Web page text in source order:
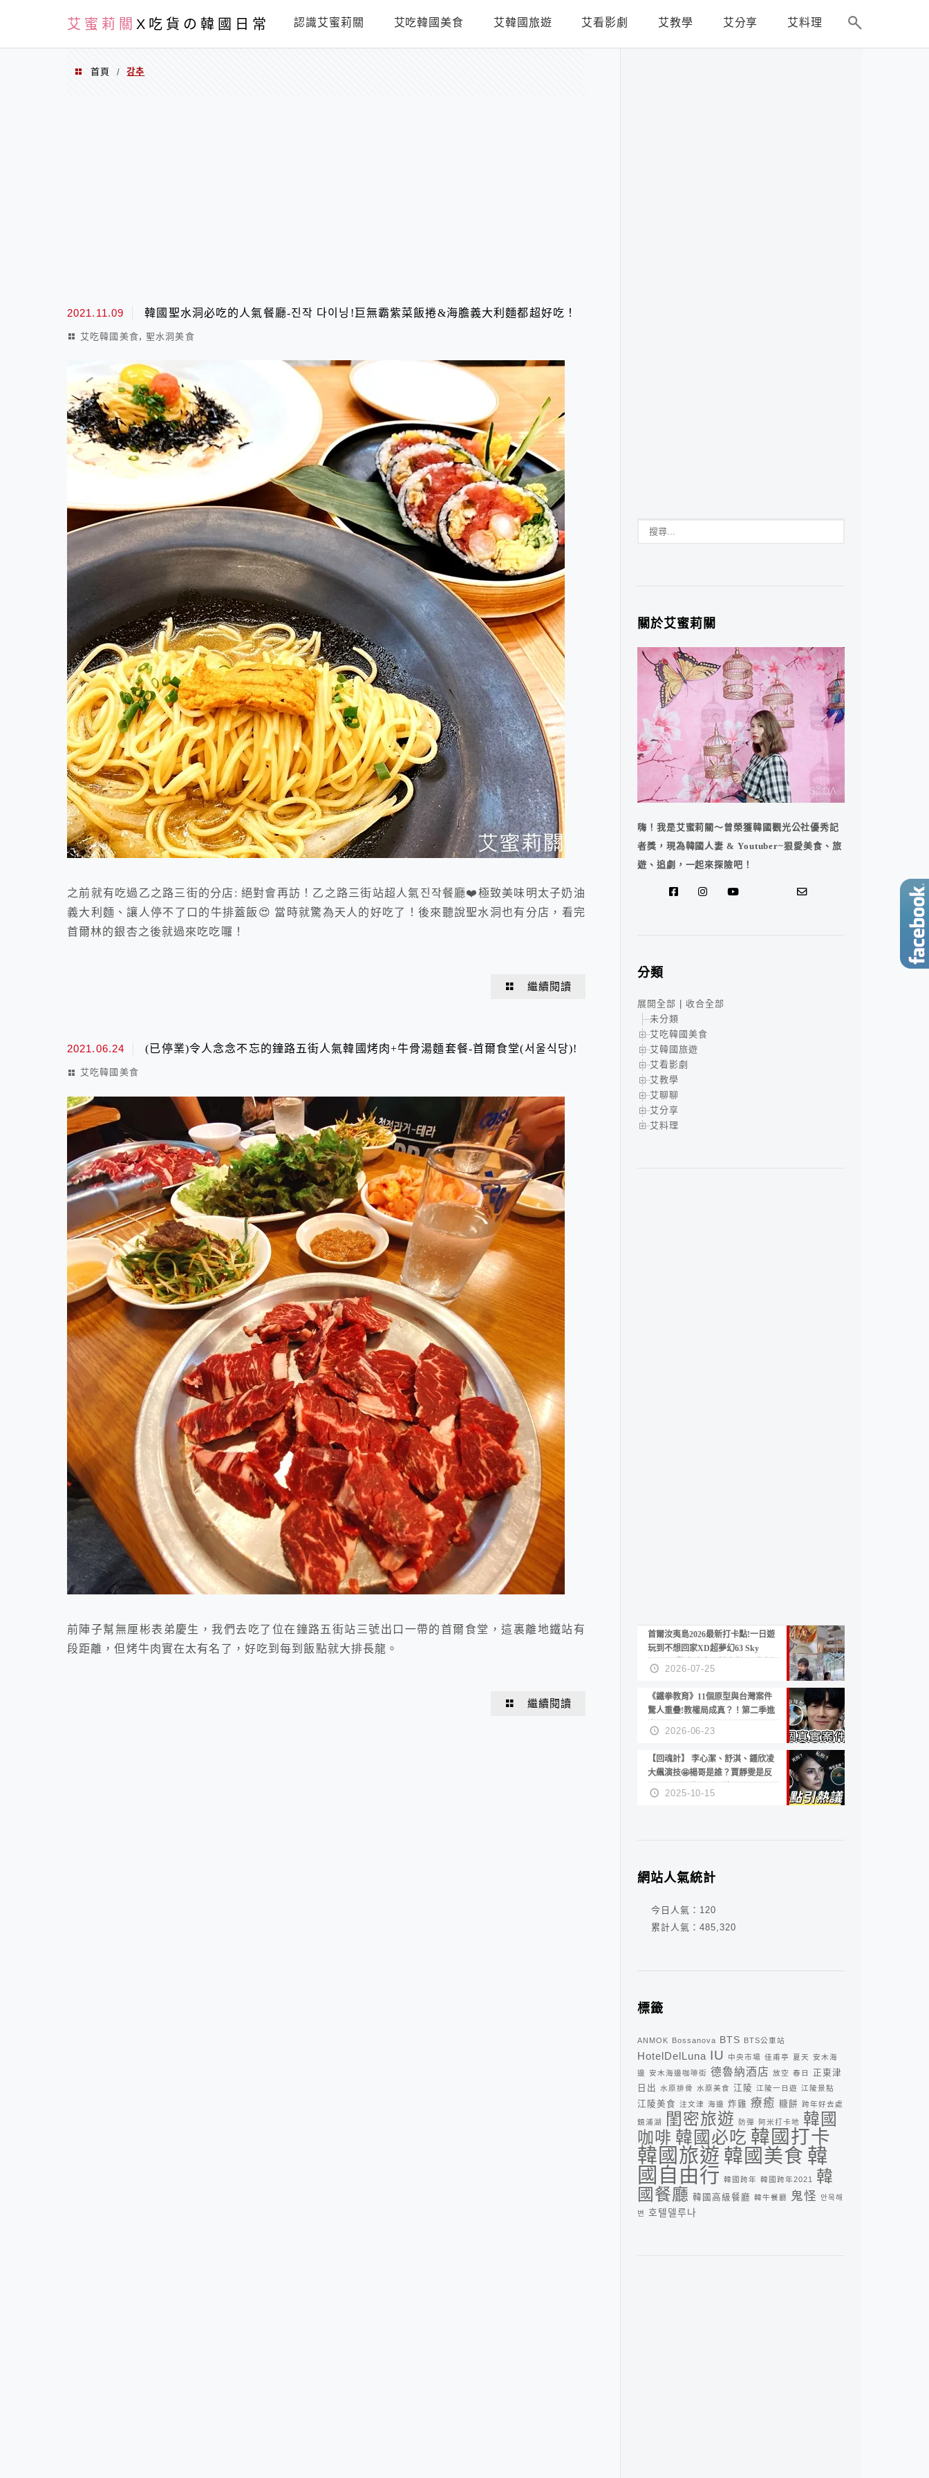
艾蜜莉關 X吃貨の韓國日常 認識艾蜜莉關 艾吃韓國美食 艾韓國旅遊 艾看影劇 艾教學 艾分享 艾料理
首頁 / 강추
2021.11.09 韓國聖水洞必吃的人氣餐廳-진작 다이닝!巨無霸紫菜飯捲&海膽義大利麵都超好吃！
艾吃韓國美食,聖水洞美食
之前就有吃過乙之路三街的分店: 絕對會再訪！乙之路三街站超人氣진작餐廳❤️極致美味明太子奶油
義大利麵、讓人停不了口的牛排蓋飯😍 當時就驚為天人的好吃了！後來聽說聖水洞也有分店，看完
首爾林的銀杏之後就過來吃吃囉！
繼續閱讀
2021.06.24 (已停業)令人念念不忘的鐘路五街人氣韓國烤肉+牛骨湯麵套餐-首爾食堂(서울식당)!
艾吃韓國美食
前陣子幫無厘彬表弟慶生，我們去吃了位在鐘路五街站三號出口一帶的首爾食堂，這裏離地鐵站有
段距離，但烤牛肉實在太有名了，好吃到每到飯點就大排長龍。
繼續閱讀
關於艾蜜莉關
嗨！我是艾蜜莉關～曾榮獲韓國觀光公社優秀記
者獎，現為韓國人妻 & Youtuber~狠愛美食、旅
遊、追劇，一起來探險吧！
分類
展開全部
收合全部
未分類
艾吃韓國美食
艾韓國旅遊
艾看影劇
艾教學
艾聊聊
艾分享
艾料理
首爾汝夷島2026最新打卡點!一日遊
玩到不想回家XD超夢幻63 Sky
Picnic、鷺良津帝王蟹大餐、《淚之
女王》拍攝地、漢江公園免費玩水
2026-07-25
《鐵拳教育》11個原型與台灣案件
驚人重疊!教權局成真？！第二季進
度？😍
2026-06-23
【回魂計】 李心潔、舒淇、鍾欣凌
大飆演技🤩楊哥是誰？賈靜雯是反
派？死刑還是私刑正義
2025-10-15
網站人氣統計
今日人氣： 120
累計人氣： 485,320
標籤
ANMOK Bossanova BTS BTS公車站
HotelDelLuna IU 中央市場 佳甫亭 夏天 安木海
邊 安木海邊咖啡街 德魯納酒店 放空 春日
正東津
日出 水原排骨 水原美食 江陵 江陵一日遊 江陵景點
江陵美食 注文津 海邊 炸雞 療癒 糖餅 跨年好去處
鏡浦湖 閨密旅遊 防彈 阿米打卡地
韓國
咖啡 韓國必吃 韓國打卡
韓國旅遊 韓國美食 韓
國自由行 韓國跨年 韓國跨年2021
韓
國餐廳 韓國高級餐廳 韓牛餐廳 鬼怪 안목해
변
호텔델루나